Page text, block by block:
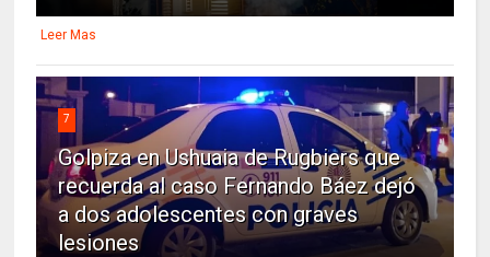
Leer Mas
7
Golpiza en Ushuaia de Rugbiers que
recuerda al caso Fernando Báez dejó
a dos adolescentes con graves
lesiones